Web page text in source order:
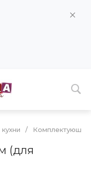
/ Комплектующие
(для